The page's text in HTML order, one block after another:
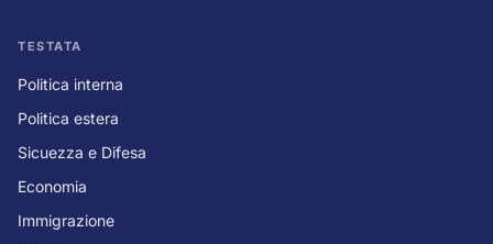
TESTATA
Politica interna
Politica estera
Sicuezza e Difesa
Economia
Immigrazione